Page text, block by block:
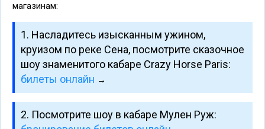
магазинам:
1. Насладитесь изысканным ужином,
круизом по реке Сена, посмотрите сказочное
шоу знаменитого кабаре Crazy Horse Paris:
билеты онлайн →
2. Посмотрите шоу в кабаре Мулен Руж: